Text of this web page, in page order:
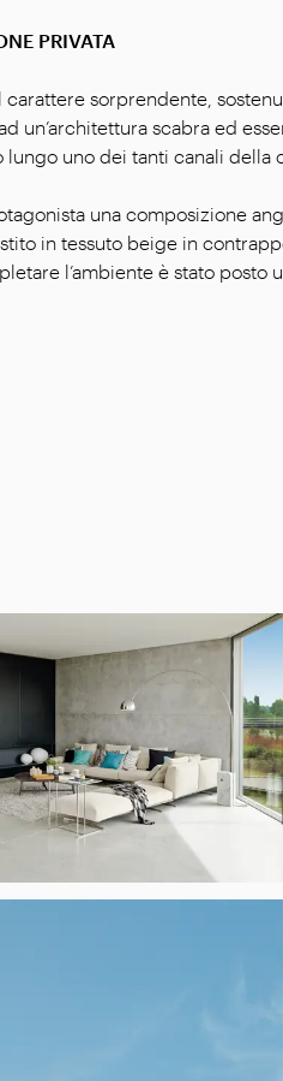
PRIVATA
carattere sorprendente,
un’architettura scabra ed
uno dei tanti canali della
una composizione
in tessuto beige in
l’ambiente è stato posto